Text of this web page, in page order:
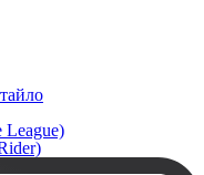
League)